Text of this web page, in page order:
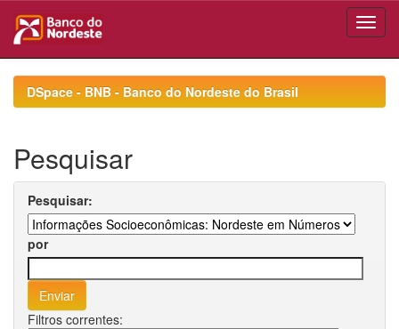
navigationDSpace - BNB - Banco do Nordeste do Brasil
Pesquisar
Pesquisar:
por
Filtros correntes: